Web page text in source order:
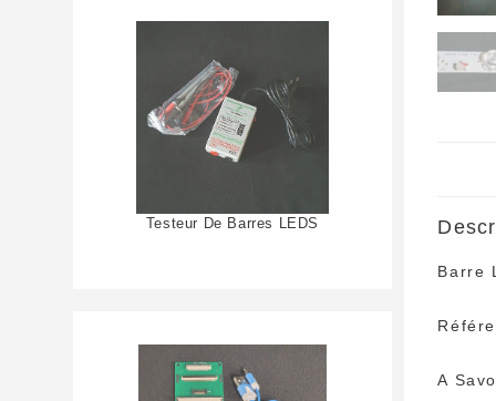
Barre
A
Testeur De Barres LEDS